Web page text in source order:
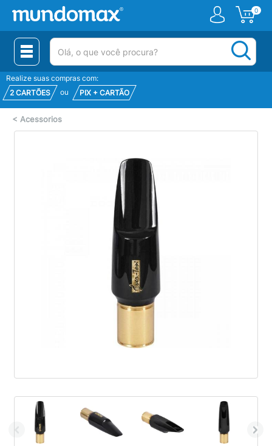
0
(pesquisar)
Realize suas compras com:
2 CARTÕES
ou PIX + CARTÃO
< Acessorios